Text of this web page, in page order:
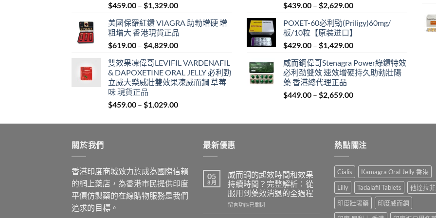
$459.00 – $1,329.00Price
$459.00
through
$1,329.00
美國保羅紅鑽 VIAGRA 助勃增硬 增
粗增大 香港現貨正品
$619.00 – $4,829.00Price
$619.00
through
$4,829.00
雙效果凍偉哥LEVIFIL VARDENAFIL
& DAPOXETINE ORAL JELLY 必利勁
立威大樂威壯雙效果凍威而鋼 草莓
味 現貨正品
$459.00 – $1,029.00Price
$459.00
$1,029.00
$439.00 – $2,629.00Price
$439.00
$2,629.00
POXET-60必利勁(Priligy)60mg/
板/10粒【原装进口】
$429.00 – $1,429.00Price
$429.00
through
威而鋼偉哥Stenagra Power綠鑽特效
必利劲雙效 速效增硬持久助勃壯陽
藥 香港總代理正品
$449.00 – $2,659.00Price
through
關於我們
香港印度商城致力於成為國際信賴
的網上藥店，為香港市民提供印度
平價仿製藥的在線購物服務是我們
追求的目標。
最新優惠
05
8 月
威而鋼的起效時間和效果
持續時間？完整解析：從
服用到藥效消退的全過程
在
留言功能已關閉
熱點關注
Cialis
Kamagra Oral Jelly 香港
Lilly
Tadalafil Tablets
他達拉
印度壯陽藥
印度威而鋼